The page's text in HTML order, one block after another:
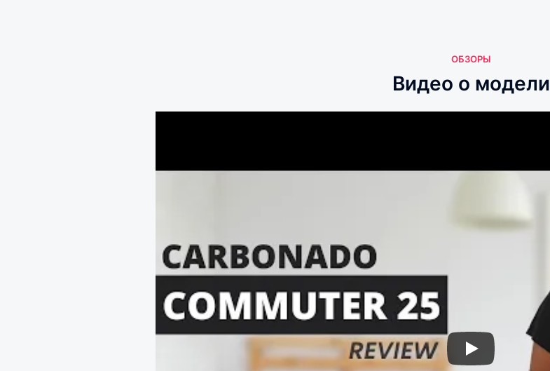
ОБЗОРЫ
Видео о модели